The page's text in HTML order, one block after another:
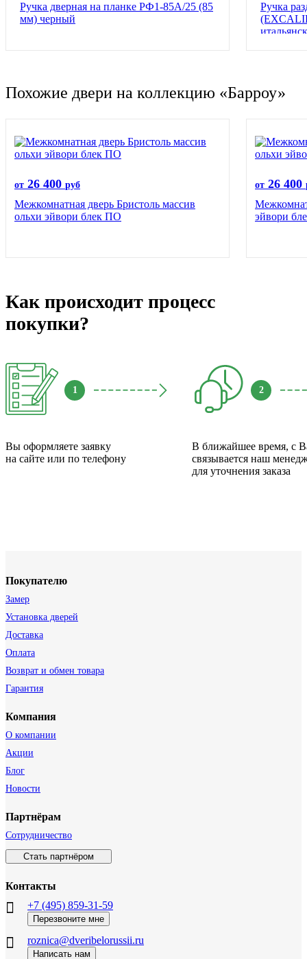
Ручка дверная на планке РФ1-85А/25 (85
мм) черный
Ручка
Похожие двери на коллекцию «Барроу»
от 26 400 руб
Межкомнатная дверь Бристоль массив
ольхи эйвори блек ПО
от 26 400
эйвори
Как происходит процесс
покупки?
1
Вы оформляете заявку
на сайте или по телефону
2
В ближайшее время, с
связывается наш
для уточнения заказа
Покупателю
Замер
Установка дверей
Доставка
Оплата
Возврат и обмен товара
Гарантия
Компания
О компании
Акции
Блог
Новости
Партнёрам
Сотрудничество
Стать партнёром
Контакты
+7 (495) 859-31-59
Перезвоните мне
roznica@dveribelorussii.ru
Написать нам